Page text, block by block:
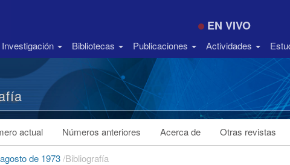
EN VIVO
Investigación Bibliotecas Publicaciones Actividades
actual Números anteriores Acerca de Otras revistas
de 1973/Bibliografía